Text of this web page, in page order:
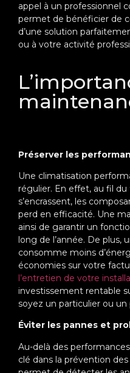
appel à un professionnel
permet de bénéficier de
d’une solution
ou à votre activité
Préserver les
Une climatisation
régulier. En effet, au fil
s’encrassent, les
perd en efficacité. Une
ainsi de garantir un
long de l’année. De plus,
consomme moins
économies sur votre
l’entretien de votre
investissement rentable
soyez un particulier ou un
Éviter les pannes et
Au-delà des
clé dans la prévention